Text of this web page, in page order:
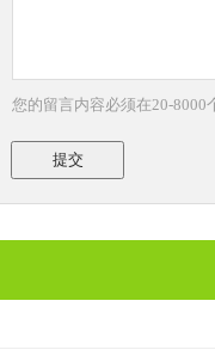
您的留言内容必须在20-8000
提交